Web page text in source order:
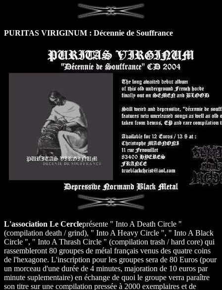
PURITAS VIRIGINUM : Décennie de Souffrance
L'association Le Cercleprésente " Into A Death Circle "
(compilation death / grind), " Into A Heavy Circle ", " Into A Black
Circle ", " Into A Thrash Circle " (compilation trash / hard core) qui
rassembleront 80 groupes de métal français venus des quatre coins
de l'hexagone. L'inscription pour les groupes sera de 80 Euros (pour
un morceau d'une durée de 4 minutes, majoration de 10 euros par
minute suplementaire) en échange de quoi le groupe verra paraître
son titre sur une compilation pressée à 2000 exemplaires et de